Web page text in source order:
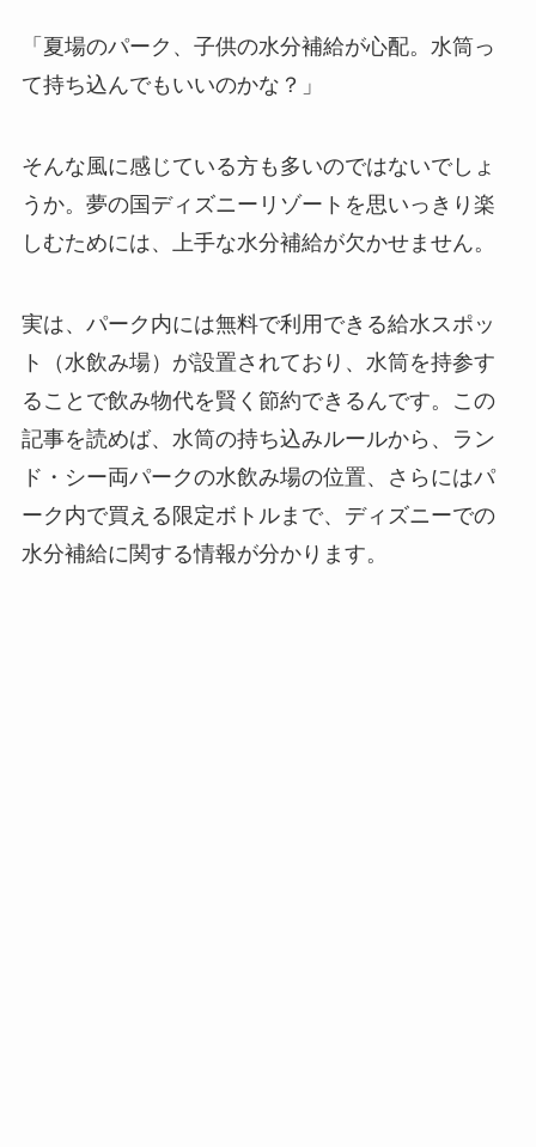
「夏場のパーク、子供の水分補給が心配。水筒っ
て持ち込んでもいいのかな？」
そんな風に感じている方も多いのではないでしょ
うか。夢の国ディズニーリゾートを思いっきり楽
しむためには、上手な水分補給が欠かせません。
実は、パーク内には無料で利用できる給水スポッ
ト（水飲み場）が設置されており、水筒を持参す
ることで飲み物代を賢く節約できるんです。この
記事を読めば、水筒の持ち込みルールから、ラン
ド・シー両パークの水飲み場の位置、さらにはパ
ーク内で買える限定ボトルまで、ディズニーでの
水分補給に関する情報が分かります。